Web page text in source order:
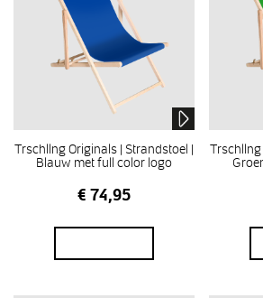
Trschllng Originals | Strandstoel |
Blauw met full color logo
€ 74,95
Trschllng